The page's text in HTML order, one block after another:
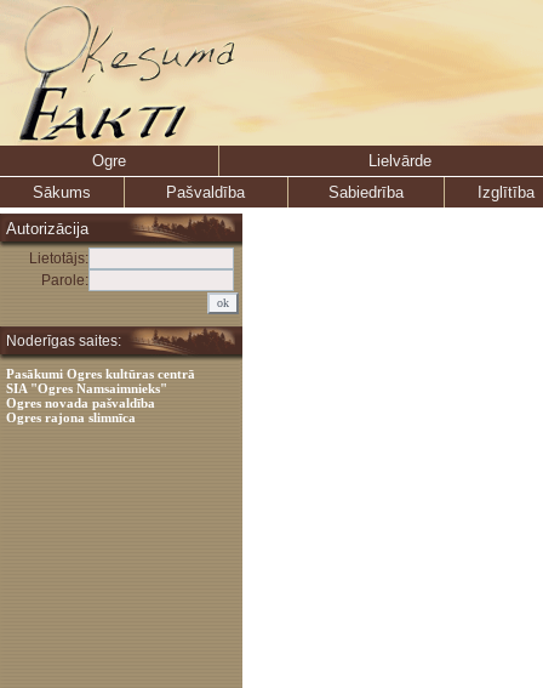
Ogre
Lielvārde
Sākums
Pašvaldība Sabiedrība
Izglītība
Autorizācija
Lietotājs:
Parole:
Noderīgas saites:
Pasākumi Ogres kultūras centrā
SIA "Ogres Namsaimnieks"
Ogres novada pašvaldība
Ogres rajona slimnīca